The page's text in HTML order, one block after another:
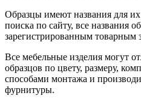
Образцы имеют названия для
поиска по сайту, все названия
зарегистрированным товарным
Все мебельные изделия могут
образцов по цвету, размеру,
способами монтажа и
фурнитуры.